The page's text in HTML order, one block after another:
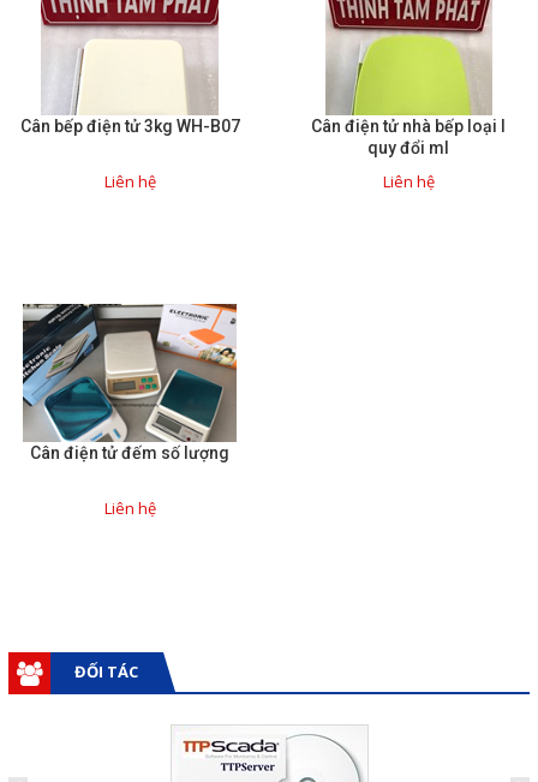
Cân bếp điện tử 3kg WH-B07
Liên hệ
Cân điện tử nhà bếp loại I
quy đổi ml
Liên hệ
Cân điện tử đếm số lượng
Liên hệ
ĐỐI TÁC